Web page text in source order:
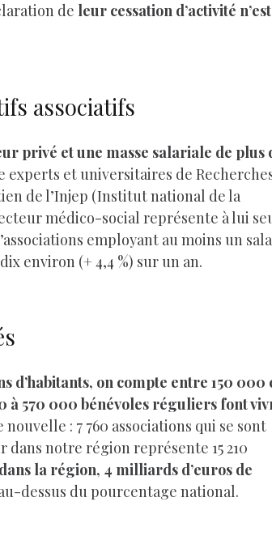
de leur cessation d’activité n’est
associatifs
privé et une masse salariale de plus
experts et universitaires de
de l’Injep (Institut national de la
médico-social représente à lui
employant au moins un
environ (+ 4,4 %) sur un an.
d’habitants, on compte entre 150 000
à 570 000 bénévoles réguliers font
: 7 760 associations qui se sont
dans notre région représente 15 210
la région, 4 milliards d’euros de
dessus du pourcentage national.